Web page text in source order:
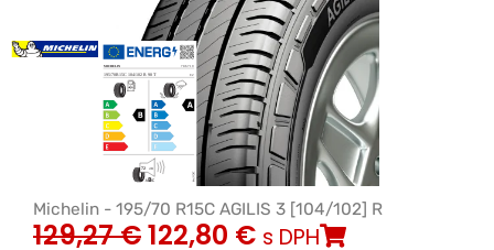
Michelin - 195/70 R15C AGILIS 3 [104/102] R
129,27€122,80 € s DPH